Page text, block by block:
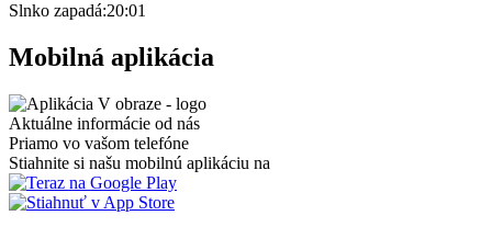
Slnko zapadá:20:01
Mobilná aplikácia
Aktuálne informácie od nás
Priamo vo vašom telefóne
Stiahnite si našu mobilnú aplikáciu na